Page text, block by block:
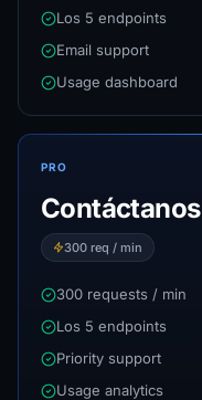
Los 5 endpoints
Email support
Usage dashboard
PRO
Contáctanos
300 req / min
300 requests / min
Los 5 endpoints
Priority support
Usage analytics